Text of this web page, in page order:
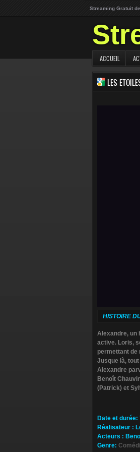
Streaming Gratuit
ACCUEIL
LES
HISTOIRE
Alexandre, un
active. Loris,
permettant de
Jusque là,
Alexandre
Benoît
(Patrick) et
Da­te et durée:
Ré­alisateur :
Ac­teurs :
Ge­nre: